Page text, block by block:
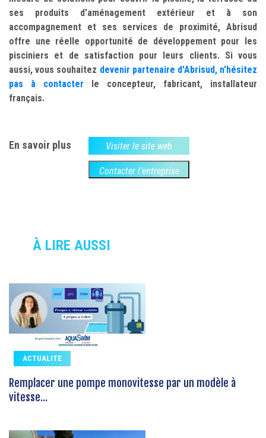
ses produits d'aménagement extérieur et à son
accompagnement et ses services de proximité, Abrisud
offre une réelle opportunité de développement pour les
pisciniers et de satisfaction pour leurs clients. Si vous
aussi, vous souhaitez devenir partenaire d'Abrisud, n'hésitez
pas à contacter le concepteur, fabricant, installateur
français.
En savoir plus Visiter le site web
Contacter l'entreprise
À LIRE AUSSI
ACTUALITE
Remplacer une pompe monovitesse par un modèle à
vitesse...